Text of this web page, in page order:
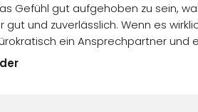
Gefühl gut aufgehoben zu sein,
und zuverlässlich. Wenn es
ein Ansprechpartner und